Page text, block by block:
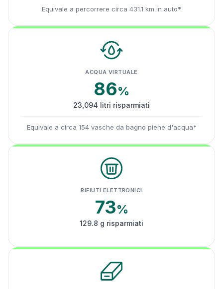
Equivale a percorrere circa 431.1 km in auto*
ACQUA VIRTUALE
86%
23,094 litri risparmiati
Equivale a circa 154 vasche da bagno piene d'acqua*
RIFIUTI ELETTRONICI
73%
129.8 g risparmiati